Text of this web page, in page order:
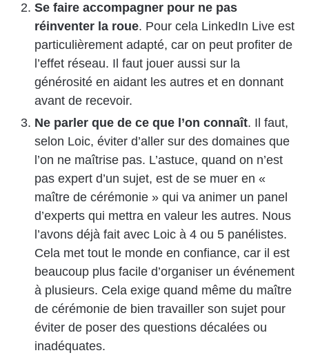
Se faire accompagner pour ne pas
réinventer la roue. Pour cela LinkedIn Live est
particulièrement adapté, car on peut profiter de
l’effet réseau. Il faut jouer aussi sur la
générosité en aidant les autres et en donnant
avant de recevoir.
Ne parler que de ce que l’on connaît. Il faut,
selon Loic, éviter d’aller sur des domaines que
l’on ne maîtrise pas. L’astuce, quand on n’est
pas expert d’un sujet, est de se muer en «
maître de cérémonie » qui va animer un panel
d’experts qui mettra en valeur les autres. Nous
l’avons déjà fait avec Loic à 4 ou 5 panélistes.
Cela met tout le monde en confiance, car il est
beaucoup plus facile d’organiser un événement
à plusieurs. Cela exige quand même du maître
de cérémonie de bien travailler son sujet pour
éviter de poser des questions décalées ou
inadéquates.